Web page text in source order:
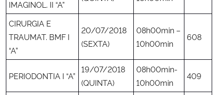
IMAGINOL. II “A”
CIRURGIA E
TRAUMAT. BMF I
“A”
20/07/2018
(SEXTA)
08h00min –
10h00min
608
PERIODONTIA I “A”
19/07/2018
(QUINTA)
08h00min-
10h00min
409